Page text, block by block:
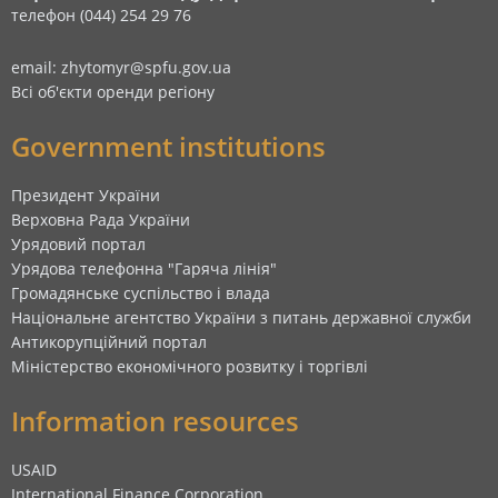
телефон (044) 254 29 76
email: zhytomyr@spfu.gov.ua
Всі об'єкти оренди регіону
Government institutions
Президент України
Верховна Рада України
Урядовий портал
Урядова телефонна "Гаряча лінія"
Громадянське суспільство і влада
Національне агентство України з питань державної служби
Антикорупційний портал
Міністерство економічного розвитку і торгівлі
Information resources
USAID